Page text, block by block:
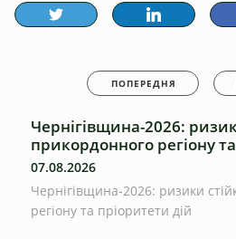
ПОПЕРЕДНЯ
Чернігівщина-2026:
прикордонного регіону
07.08.2026
Чернігівщина-2026: ризики
регіону та пріоритети дій